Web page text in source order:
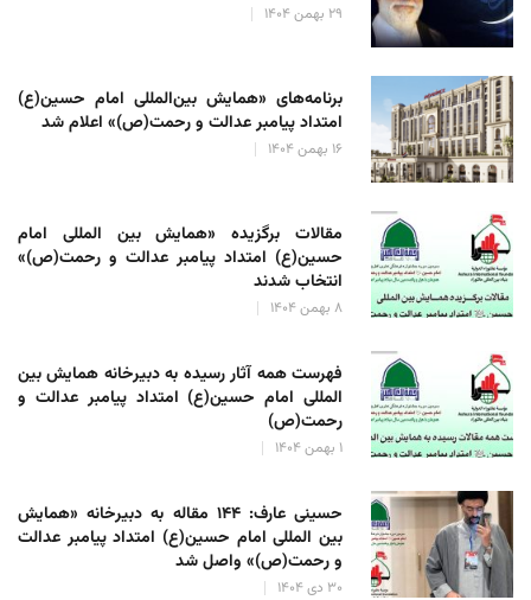
۲۹ بهمن ۱۴۰۴
برنامه‌های «همایش بین‌المللی امام حسین(ع)
امتداد پیامبر عدالت و رحمت(ص)» اعلام شد
۱۶ بهمن ۱۴۰۴
مقالات برگزیده «همایش بین المللی امام
حسین(ع) امتداد پیامبر عدالت و رحمت(ص)»
انتخاب شدند
۸ بهمن ۱۴۰۴
فهرست همه آثار رسیده به دبیرخانه همایش بین
المللی امام حسین(ع) امتداد پیامبر عدالت و
رحمت(ص)
۱ بهمن ۱۴۰۴
حسینی عارف: ۱۴۴ مقاله به دبیرخانه «همایش
بین المللی امام حسین(ع) امتداد پیامبر عدالت
و رحمت(ص)» واصل شد
۳۰ دی ۱۴۰۴